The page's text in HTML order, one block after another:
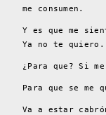
me consumen.
Y es que me
Ya no te quiero.
¿Para que? Si
Para que se
Va a estar